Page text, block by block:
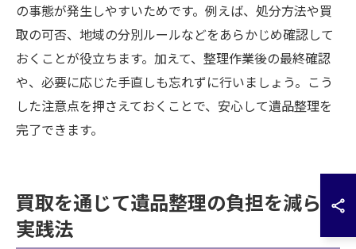
の事態が発生しやすいためです。例えば、処分方法や買
取の可否、地域の分別ルールなどをあらかじめ確認して
おくことが役立ちます。加えて、整理作業後の最終確認
や、必要に応じた手直しも忘れずに行いましょう。こう
した注意点を押さえておくことで、安心して遺品整理を
完了できます。
買取を通じて遺品整理の負担を減らす
実践法